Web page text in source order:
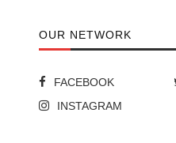
OUR NETWORK
FACEBOOK
INSTAGRAM